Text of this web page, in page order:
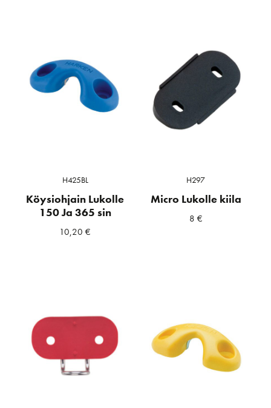
H425BL
Köysiohjain Lukolle
150 Ja 365 sin
10,20€
H297
Micro Lukolle kiila
8 €